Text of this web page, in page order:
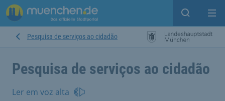
Open
Pesquisa de serviços ao cidadão
Pesquisa de serviços ao cidadão
Ler em voz alta